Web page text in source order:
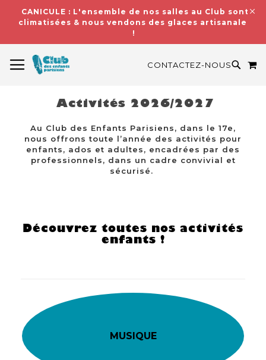
CANICULE : L'ensemble de nos salles au Club sont
climatisées & nous vendons des glaces artisanales
!
CONTACTEZ-NOUS
Activités 2026/2027
Au Club des Enfants Parisiens, dans le 17e,
nous offrons toute l’année des activités pour
enfants, ados et adultes, encadrées par des
professionnels, dans un cadre convivial et
sécurisé.
Découvrez toutes nos activités
enfants !
MUSIQUE